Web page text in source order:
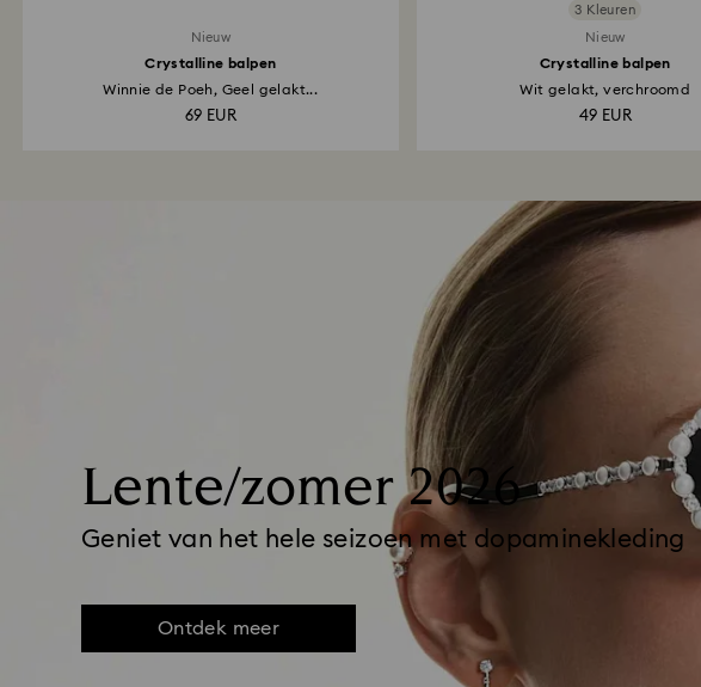
Nieuw
Crystalline balpen
Winnie de Poeh, Geel gelakt...
69 EUR
3 Kleuren
Nieuw
Crystalline balpen
Wit gelakt, verchroomd
49 EUR
Lente/zomer 2026
Geniet van het hele seizoen met dopaminekleding
Ontdek meer